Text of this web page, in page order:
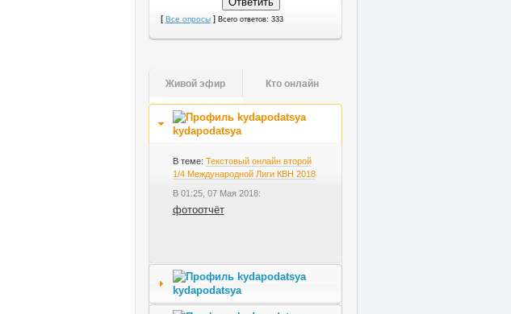
[ Все опросы] Всего ответов: 333
Живой эфир Кто онлайн
kydapodatsya
В теме: Текстовый онлайн второй
1/4 Международной Лиги КВН 2018
В 01:25, 07 Мая 2018:
фотоотчёт
kydapodatsya